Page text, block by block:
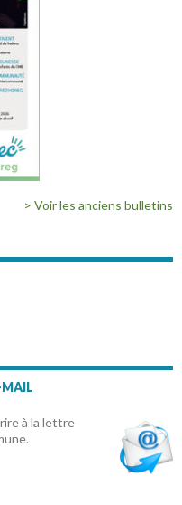
> Voir les anciens bulletins
MAIL
à la lettre